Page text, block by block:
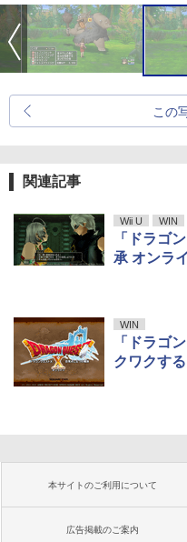
この
関連記事
Wii U WIN
「ドラゴ
承 オンラ
WIN
「ドラゴ
クワクす
本サイトのご利用について
広告掲載のご案内